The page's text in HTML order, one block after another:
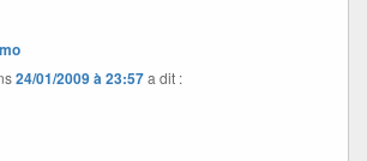
24/01/2009 à 23:57a dit :